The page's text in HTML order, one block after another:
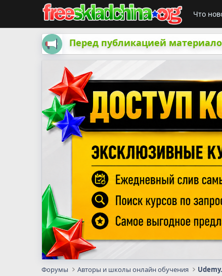
Что
Перед публикацией
Форумы Авторы и школы онлайн обучения